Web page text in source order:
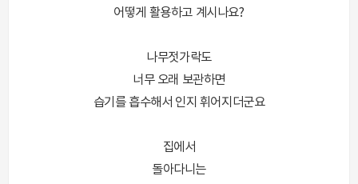
어떻게 활용하고 계시나요?
나무젓가락도
너무 오래 보관하면
습기를 흡수해서 인지 휘어지더군요
집에서
돌아다니는